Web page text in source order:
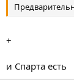
+
и Спарта есть